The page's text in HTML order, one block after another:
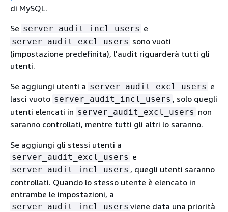
di MySQL.
Se server_audit_incl_users e
server_audit_excl_users sono vuoti
(impostazione predefinita), l'audit riguarderà tutti gli
utenti.
Se aggiungi utenti a server_audit_excl_users e
lasci vuoto server_audit_incl_users , solo quegli
utenti elencati in server_audit_excl_users non
saranno controllati, mentre tutti gli altri lo saranno.
Se aggiungi gli stessi utenti a
server_audit_excl_users e
server_audit_incl_users , quegli utenti saranno
controllati. Quando lo stesso utente è elencato in
entrambe le impostazioni, a
server_audit_incl_users viene data una priorità